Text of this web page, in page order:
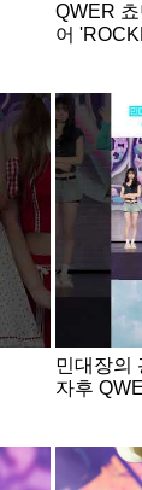
QWER
어
민대장의
자후